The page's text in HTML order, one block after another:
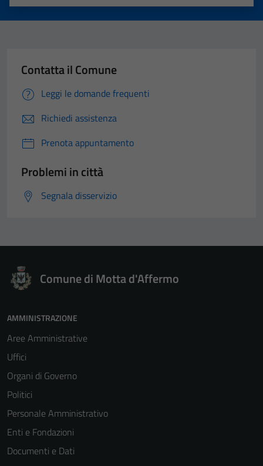
Valuta 5 stelle su 5
Valuta 4 stelle su 5
Valuta 3 stelle su 5
Valuta 2 stelle su 5
Valuta 1 stelle su 5
Contatta il Comune
Leggi le domande frequenti
Richiedi assistenza
Prenota appuntamento
Problemi in città
Segnala disservizio
Comune di Motta d'Affermo
AMMINISTRAZIONE
Aree Amministrative
Uffici
Organi di Governo
Politici
Personale Amministrativo
Enti e Fondazioni
Documenti e Dati